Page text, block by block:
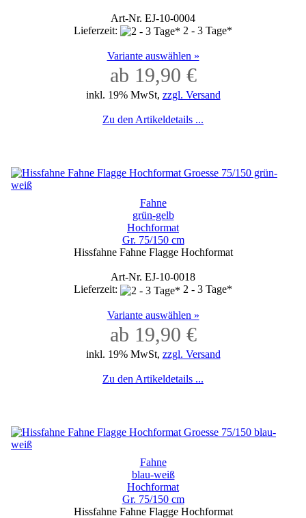
Art-Nr. EJ-10-0004
Lieferzeit:
2 - 3 Tage*
Variante auswählen »
ab 19,90 €
inkl. 19% MwSt, zzgl. Versand
Zu den Artikeldetails ...
Fahne
grün-gelb
Hochformat
Gr. 75/150 cm
Hissfahne Fahne Flagge Hochformat
Art-Nr. EJ-10-0018
Lieferzeit:
2 - 3 Tage*
Variante auswählen »
ab 19,90 €
inkl. 19% MwSt, zzgl. Versand
Zu den Artikeldetails ...
Fahne
blau-weiß
Hochformat
Gr. 75/150 cm
Hissfahne Fahne Flagge Hochformat